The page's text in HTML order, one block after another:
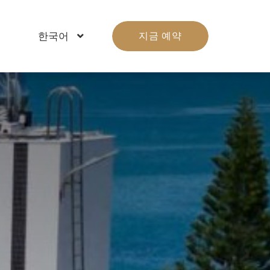
한국어 지금 예약